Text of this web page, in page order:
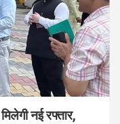
नई रफ्तार,